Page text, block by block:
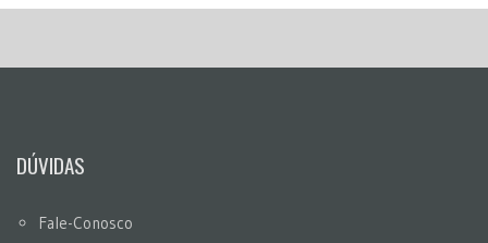
DÚVIDAS
Fale-Conosco